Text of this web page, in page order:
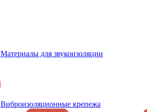
Материалы для звукоизоляции
Виброизоляционные крепежа